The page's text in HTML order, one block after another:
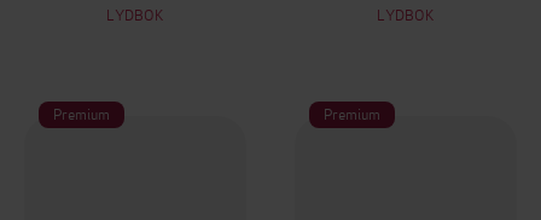
LYDBOK LYDBOK
Premium Premium